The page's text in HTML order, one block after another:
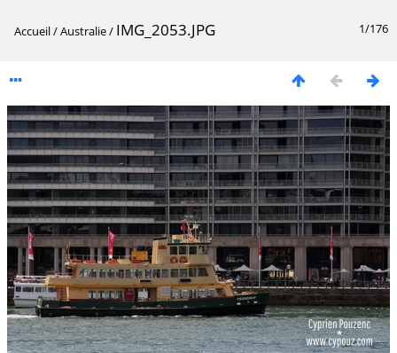
1/176
Accueil/Australie/ IMG_2053.JPG